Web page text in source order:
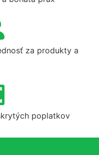
za produkty a
poplatkov